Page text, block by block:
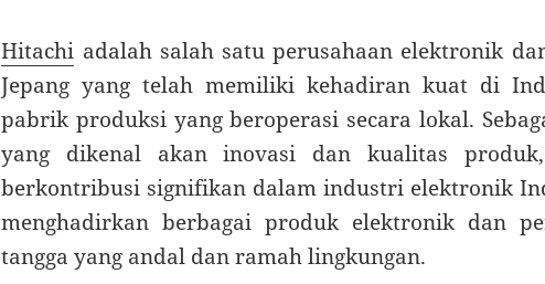
Hitachi adalah salah satu perusahaan elektronik
Jepang yang telah memiliki kehadiran kuat di
pabrik produksi yang beroperasi secara lokal.
yang dikenal akan inovasi dan kualitas
berkontribusi signifikan dalam industri elektronik
menghadirkan berbagai produk elektronik dan
tangga yang andal dan ramah lingkungan.